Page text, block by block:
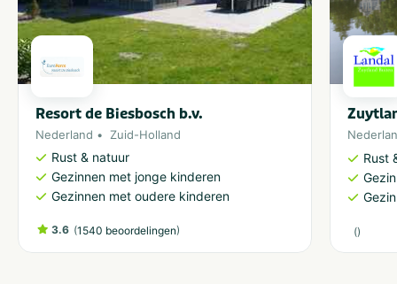
Resort de Biesbosch b.v.
Nederland Zuid-Holland
Rust & natuur
Gezinnen met jonge kinderen
Gezinnen met oudere kinderen
3.6 (1540 beoordelingen)
Rust
()